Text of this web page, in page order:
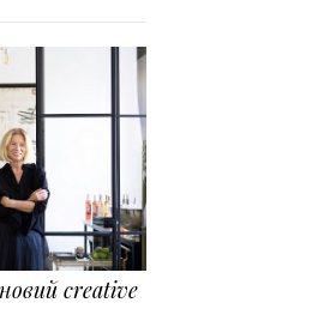
creative